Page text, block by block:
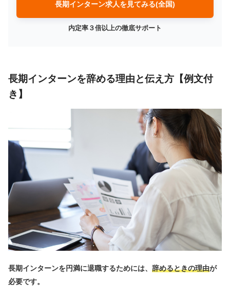
長期インターン求人を見てみる(全国)
内定率３倍以上の徹底サポート
長期インターンを辞める理由と伝え方【例文付
き】
長期インターンを円満に退職するためには、 辞めるときの理由が
必要です。